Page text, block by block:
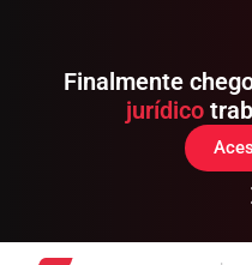
Finalmente
jurídico